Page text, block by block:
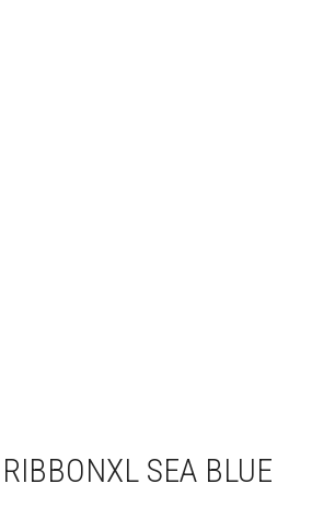
SEA BLUE